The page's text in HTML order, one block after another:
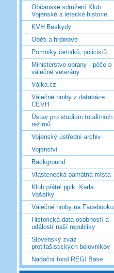
Občanské sdružení Klub
Vojenské a letecké historie
KVH Beskydy
Oběti a hrdinové
Pomníky četníků, policistů
Ministerstvo obrany - péče o
válečné veterány
Válka.cz
Válečné hroby z databáze
CEVH
Ústav pro studium totalitních
režimů
Vojenský ústřední archiv
Vojenství
Background
Vlastenecká památná místa
Klub přátel pplk. Karla
Vašátky
Válečné hroby na Facebooku
Historická data osobností a
událostí naší republiky
Slovenský zväz
protifašistických bojovníkov
Nadační fond REGI Base